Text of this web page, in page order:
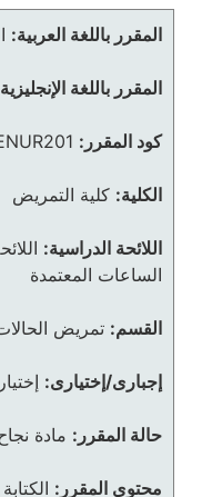
المقرر باللغة العربية:
المقرر باللغة الإنجليزية
كود المقرر:
الكلية: كلية التمريض
اللائحة الدراسية:
الساعات المعتمدة
القسم: تمريض
إجبارى/إختيارى:
حالة المقرر: مادة
محتوى المقرر: